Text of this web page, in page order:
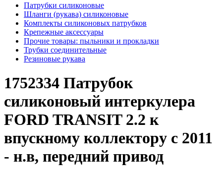
Патрубки силиконовые
Шланги (рукава) силиконовые
Комплекты силиконовых патрубков
Крепежные аксессуары
Прочие товары: пыльники и прокладки
Трубки соединительные
Резиновые рукава
1752334 Патрубок
силиконовый интеркулера
FORD TRANSIT 2.2 к
впускному коллектору с 2011
- н.в, передний привод